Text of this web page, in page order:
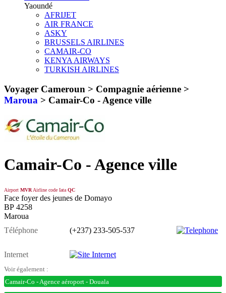
Yaoundé
AFRIJET
AIR FRANCE
ASKY
BRUSSELS AIRLINES
CAMAIR-CO
KENYA AIRWAYS
TURKISH AIRLINES
Voyager Cameroun > Compagnie aérienne >
Maroua > Camair-Co - Agence ville
Camair-Co - Agence ville
Airport MVRAirline code IataQC
Face foyer des jeunes de Domayo
BP 4258
Maroua
Téléphone
(+237) 233-505-537
Internet
Voir également :
Camair-Co - Agence aéroport - Douala